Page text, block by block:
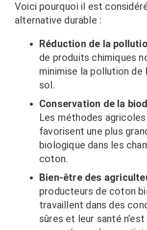
Voici pourquoi il est
alternative durable :
Réduction de la
de produits chimiques
minimise la pollution de
sol.
Conservation de la
Les méthodes
favorisent une plus
biologique dans les
coton.
Bien-être des
producteurs de coton
travaillent dans des
sûres et leur santé n’est